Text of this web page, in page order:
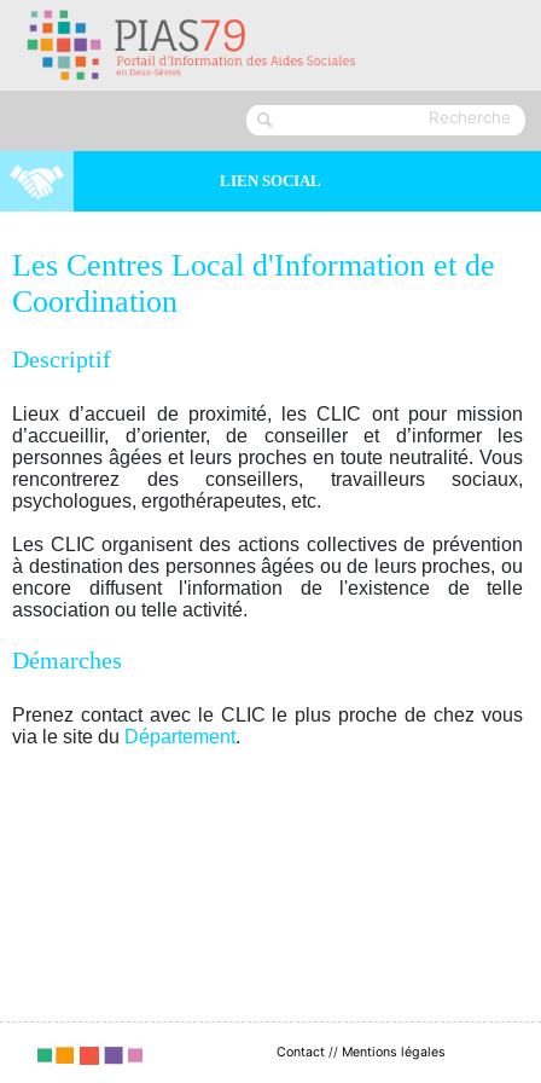
LIEN SOCIAL
Les Centres Local d'Information et de
Coordination
Descriptif
Lieux d’accueil de proximité, les CLIC ont pour mission
d’accueillir, d’orienter, de conseiller et d’informer les
personnes âgées et leurs proches en toute neutralité. Vous
rencontrerez des conseillers, travailleurs sociaux,
psychologues, ergothérapeutes, etc.
Les CLIC organisent des actions collectives de prévention
à destination des personnes âgées ou de leurs proches, ou
encore diffusent l'information de l'existence de telle
association ou telle activité.
Démarches
Prenez contact avec le CLIC le plus proche de chez vous
via le site du Département.
Contact// Mentions légales